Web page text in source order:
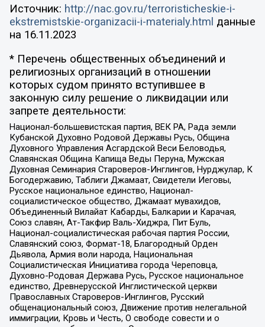
Источник: http://nac.gov.ru/terroristicheskie-i-
ekstremistskie-organizacii-i-materialy.html данные
на 16.11.2023
* Перечень общественных объединений и
религиозных организаций в отношении
которых судом принято вступившее в
законную силу решение о ликвидации или
запрете деятельности:
Национал-большевистская партия, ВЕК РА, Рада земли
Кубанской Духовно Родовой Державы Русь, Община
Духовного Управления Асгардской Веси Беловодья,
Славянская Община Капища Веды Перуна, Мужская
Духовная Семинария Староверов-Инглингов, Нурджулар, К
Богодержавию, Таблиги Джамаат, Свидетели Иеговы,
Русское национальное единство, Национал-
социалистическое общество, Джамаат мувахидов,
Объединенный Вилайат Кабарды, Балкарии и Карачая,
Союз славян, Ат-Такфир Валь-Хиджра, Пит Буль,
Национал-социалистическая рабочая партия России,
Славянский союз, Формат-18, Благородный Орден
Дьявола, Армия воли народа, Национальная
Социалистическая Инициатива города Череповца,
Духовно-Родовая Держава Русь, Русское национальное
единство, Древнерусской Инглистической церкви
Православных Староверов-Инглингов, Русский
общенациональный союз, Движение против нелегальной
иммиграции, Кровь и Честь, О свободе совести и о